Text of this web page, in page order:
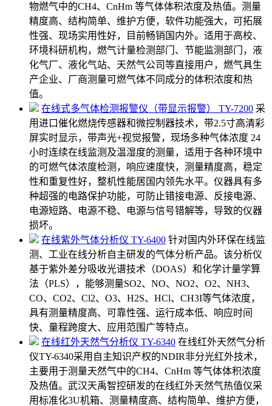
物燃气中的CH4、CnHm 等气体体积浓度及热值。测量
精度高、结构简单、维护方便，软件功能强大，可拓展
性强、现场实用性好，目前畅销国内外。适用于高校、
环境科研机构，燃气计量检测部门、节能监测部门，液
化气厂、液化气站、天然气公司等直接用户，燃气具生
产企业、厂商测量可燃气体不同成分的体积浓度和热
值。
在线式多气体检测报警仪（带显示报警） TY-7200 采
用进口催化燃烧传感器和微控制器技术，带2.5寸高清彩
屏实时显示，带声光+视觉报警，现场多种气体浓度 24
小时连续在线监测及温湿度的测量，适用于各种环境中
的可燃气体浓度检测，响应速度快，测量精度高，稳定
性和重复性好，整机性能居国内领先水平。仪器具有多
种超强的电路保护功能，可防止错接电源、反接电源、
电源短路、电源不稳、电源与信号错解等，导致的仪器
损坏。
在线紫外气体分析仪 TY-6400 针对国内外环保在线监
测、工业在线分析自主研发的气体分析产品。该分析仪
基于紫外差分吸收光谱技术（DOAS）和化学计量学算
法（PLS），能够测量SO2、NO、NO2、O2、NH3、
CO、CO2、Cl2、O3、H2S、HCl、CH3I等气体浓度，
具有测量精度高、可靠性强、运行成本低、响应时间
快、量程跨度大、应用范围广等特点。
在线红外天然气分析仪 TY-6340 在线红外天然气分析
仪TY-6340采用自主知识产权的NDIR非分光红外技术，
主要用于测量天然气中的CH4、CnHm 等气体体积浓度
及热值。武汉天禹智控研发的在线红外天然气热值仪采
用标准化3U机箱、测量精度高、结构简单、维护方便，